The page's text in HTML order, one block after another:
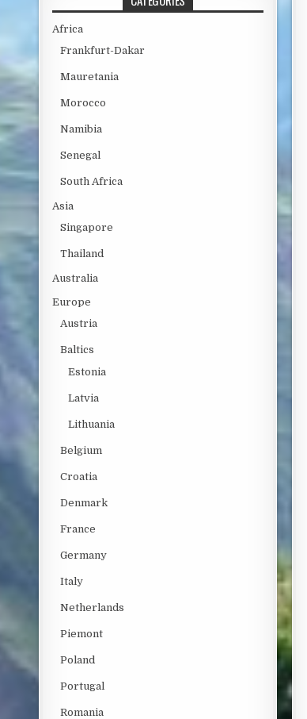
Africa
Frankfurt-Dakar
Mauretania
Morocco
Namibia
Senegal
South Africa
Asia
Singapore
Thailand
Australia
Europe
Austria
Baltics
Estonia
Latvia
Lithuania
Belgium
Croatia
Denmark
France
Germany
Italy
Netherlands
Piemont
Poland
Portugal
Romania